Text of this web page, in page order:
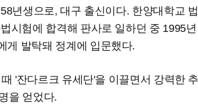
년생으로, 대구 출신이다. 한양대학교
시험에 합격해 판사로 일하던 중 1995
게 발탁돼 정계에 입문했다.
'잔다르크 유세단'을 이끌면서 강력한
을 얻었다.